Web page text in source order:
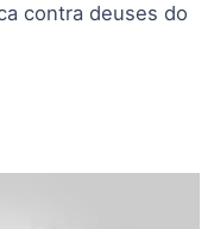
contra deuses do